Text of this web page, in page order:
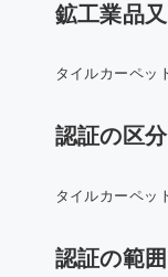
鉱工業品
タイルカーペッ
認証の区分
タイルカーペッ
認証の範囲